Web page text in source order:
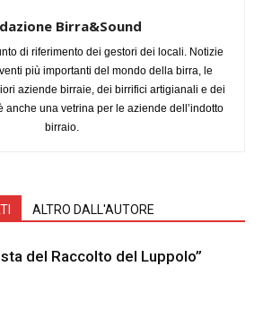
Birra&Sound
di riferimento dei gestori dei locali. Notizie
più importanti del mondo della birra, le
aziende birraie, dei birrifici artigianali e dei
anche una vetrina per le aziende dell’indotto
birraio.
ALTRO DALL'AUTORE
del Raccolto del Luppolo”